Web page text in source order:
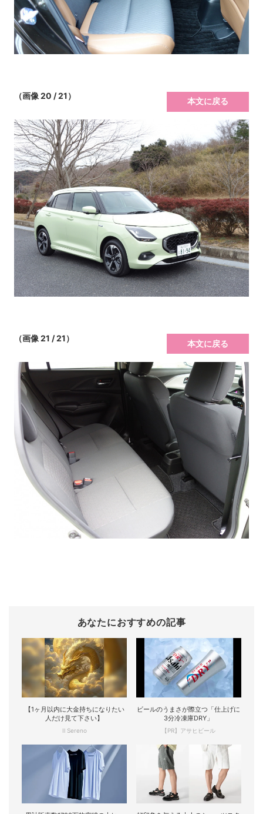
（画像 20 / 21）
本文に戻る
（画像 21 / 21）
本文に戻る
あなたにおすすめの記事
【1ヶ月以内に大金持ちになりたい
人だけ見て下さい】
Il Sereno
ビールのうまさが際立つ「仕上げに
3分冷凍庫DRY」
【PR】アサヒビール